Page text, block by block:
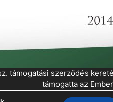
támogatási szerződés
támogatta az